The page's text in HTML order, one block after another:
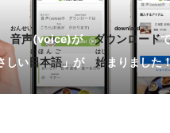
音声
おんせい
(voice)がダウンロード
download
しい 日本語
にほんご
」が 始
はじ
まりました